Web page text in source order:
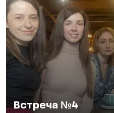
Встреча №4